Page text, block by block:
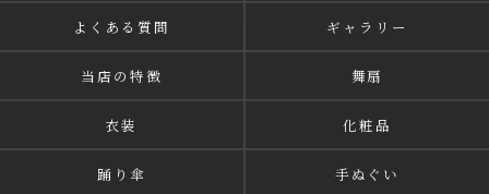
よくある質問 ギャラリー
当店の特徴 舞扇
衣装 化粧品
踊り傘 手ぬぐい